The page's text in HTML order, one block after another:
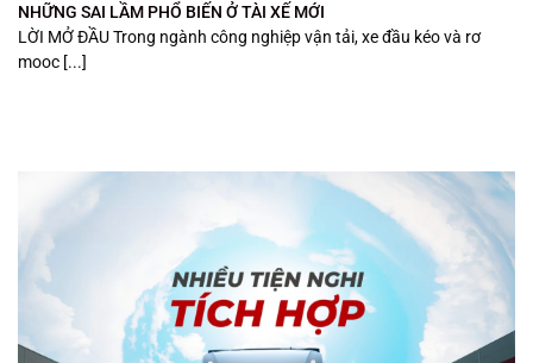
NHỮNG SAI LẦM PHỔ BIẾN Ở TÀI XẾ MỚI
LỜI MỞ ĐẦU Trong ngành công nghiệp vận tải, xe đầu kéo và rơ
mooc [...]